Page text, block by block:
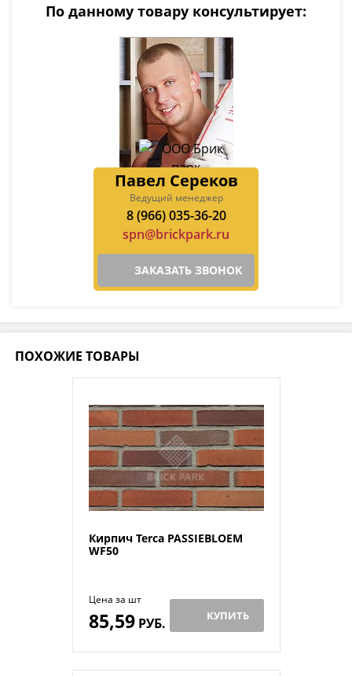
По данному товару консультирует:
Павел Сереков
Ведущий менеджер
8 (966) 035-36-20
spn@brickpark.ru
ЗАКАЗАТЬ ЗВОНОК
ПОХОЖИЕ ТОВАРЫ
Кирпич Terca PASSIEBLOEM
WF50
Цена за шт
85,59РУБ. КУПИТЬ